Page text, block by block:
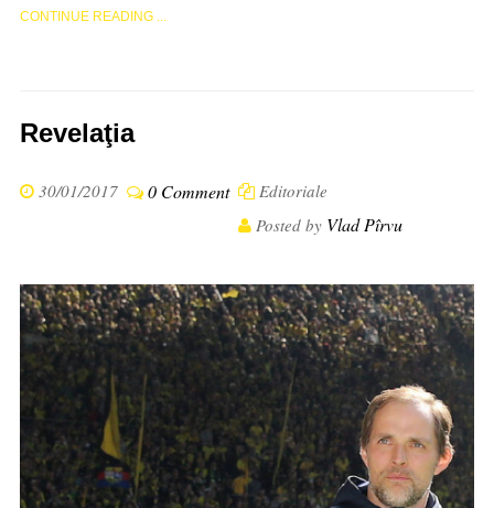
CONTINUE READING ...
Revelaţia
30/01/2017 0 Comment
Editoriale
Posted by Vlad Pîrvu